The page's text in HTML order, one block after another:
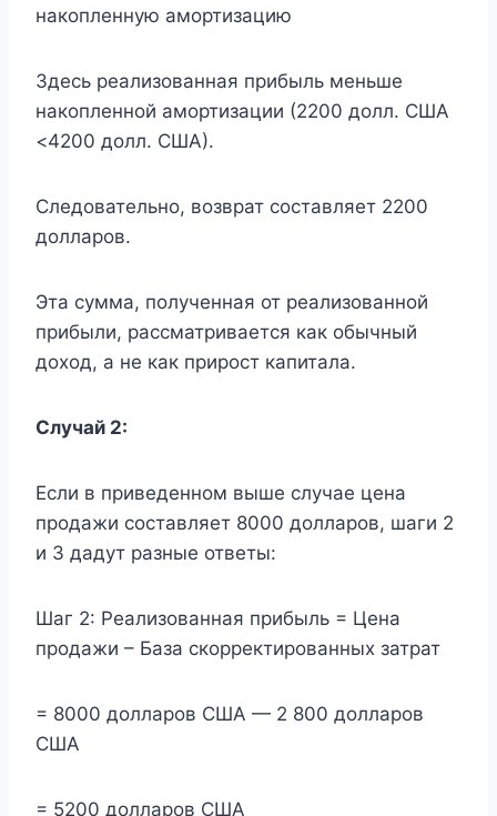
накопленную амортизацию
Здесь реализованная прибыль меньше
накопленной амортизации (2200 долл. США
<4200 долл. США).
Следовательно, возврат составляет 2200
долларов.
Эта сумма, полученная от реализованной
прибыли, рассматривается как обычный
доход, а не как прирост капитала.
Случай 2:
Если в приведенном выше случае цена
продажи составляет 8000 долларов, шаги 2
и 3 дадут разные ответы:
Шаг 2: Реализованная прибыль = Цена
продажи – База скорректированных затрат
= 8000 долларов США — 2 800 долларов
США
= 5200 долларов США